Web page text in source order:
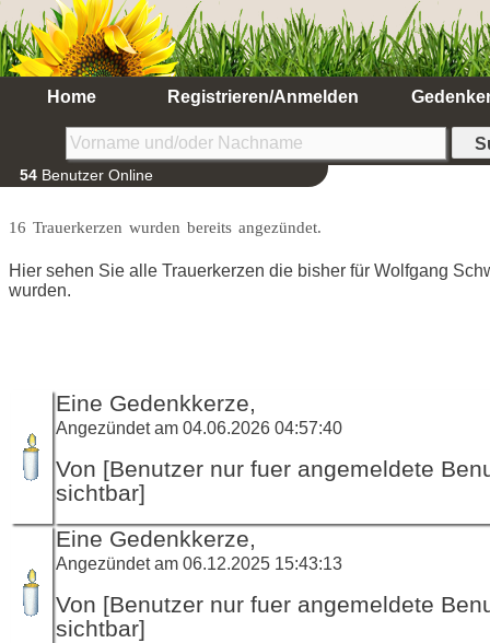
Home Registrieren/Anmelden
54 Benutzer Online
16 Trauerkerzen wurden bereits angezündet.
Hier sehen Sie alle Trauerkerzen die bisher für Wolfgang
wurden.
Eine Gedenkkerze,
Angezündet am 04.06.2026 04:57:40
Von [Benutzer nur fuer angemeldete
sichtbar]
Eine Gedenkkerze,
Angezündet am 06.12.2025 15:43:13
Von [Benutzer nur fuer angemeldete
sichtbar]